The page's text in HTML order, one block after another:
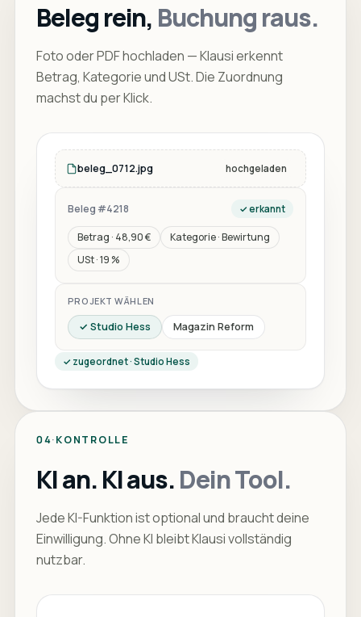
Beleg rein, Buchung raus.
Foto oder PDF hochladen — Klausi erkennt
Betrag, Kategorie und USt. Die Zuordnung
machst du per Klick.
beleg_0712.jpg hochgeladen
Beleg #4218 ✓erkannt
Betrag · 48,90 € Kategorie·Bewirtung
USt · 19 %
PROJEKT WÄHLEN
✓ Studio Hess Magazin Reform
✓ zugeordnet · Studio Hess
04·KONTROLLE
KI an. KI aus.Dein Tool.
Jede KI-Funktion ist optional und braucht deine
Einwilligung. Ohne KI bleibt Klausi vollständig
nutzbar.